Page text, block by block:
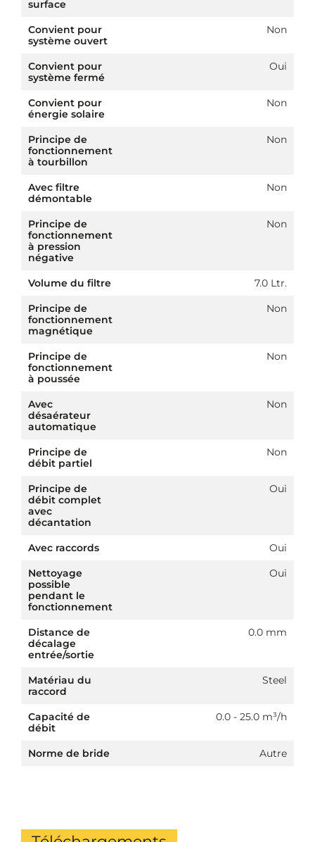
surface
Convient pour
système ouvert
Non
Convient pour
système fermé
Oui
Convient pour
énergie solaire
Non
Principe de
fonctionnement
à tourbillon
Non
Avec filtre
démontable
Non
Principe de
fonctionnement
à pression
négative
Non
Volume du filtre
7.0 Ltr.
Principe de
fonctionnement
magnétique
Non
Principe de
fonctionnement
à poussée
Non
Avec
désaérateur
automatique
Non
Principe de
débit partiel
Non
Principe de
débit complet
avec
décantation
Oui
Avec raccords
Oui
Nettoyage
possible
pendant le
fonctionnement
Oui
Distance de
décalage
entrée/sortie
0.0 mm
Matériau du
raccord
Steel
Capacité de
débit
0.0 - 25.0 m³/h
Norme de bride Autre